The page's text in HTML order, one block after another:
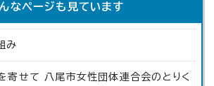
なページも見ています
み
寄せて 八尾市女性団体連合会のとりく